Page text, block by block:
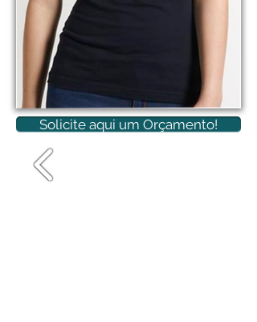
Solicite aqui um Orçamento!